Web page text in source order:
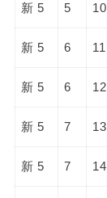
新 5 5 10
新 5 6 11
新 5 6 12
新 5 7 13
新 5 7 14